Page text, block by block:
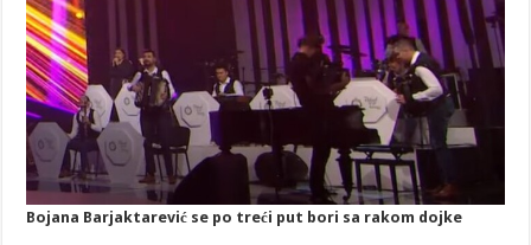
Bojana Barjaktarević se po treći put bori sa rakom dojke